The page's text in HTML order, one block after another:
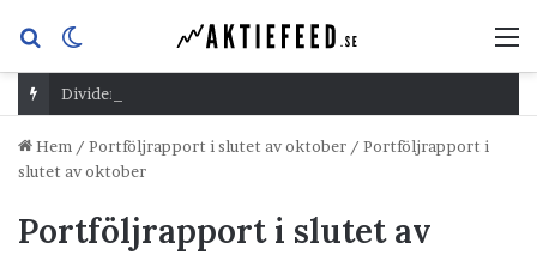
Sök
efterskin
Dividend Overshoot Day
Hem / Portföljrapport i slutet av oktober / Portföljrapport i
slutet av oktober
Portföljrapport i slutet av